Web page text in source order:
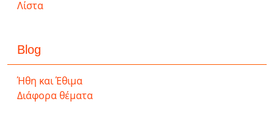
Λίστα
Blog
Ήθη και Έθιμα
Διάφορα θέματα